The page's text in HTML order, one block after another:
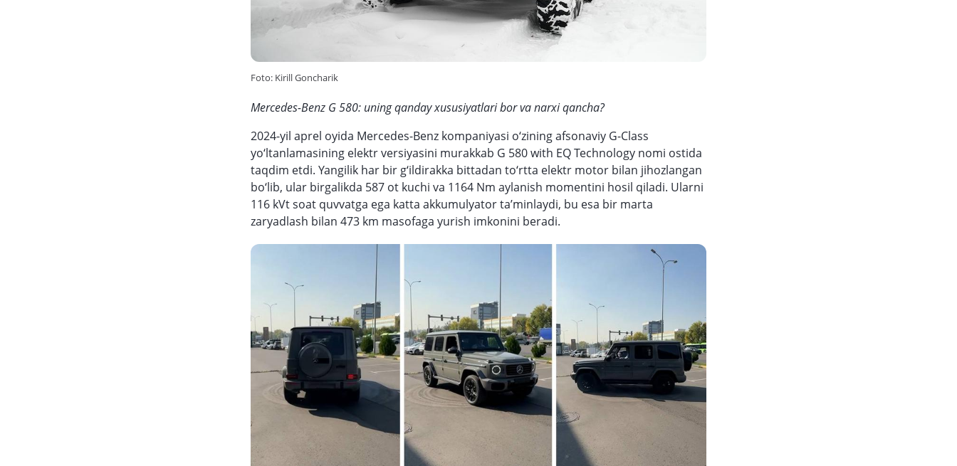
Foto: Kirill Goncharik
Mercedes-Benz G 580: uning qanday xususiyatlari bor va narxi qancha?
2024-yil aprel oyida Mercedes-Benz kompaniyasi o‘zining afsonaviy G-Class
yo‘ltanlamasining elektr versiyasini murakkab G 580 with EQ Technology nomi ostida
taqdim etdi. Yangilik har bir g‘ildirakka bittadan to‘rtta elektr motor bilan jihozlangan
bo‘lib, ular birgalikda 587 ot kuchi va 1164 Nm aylanish momentini hosil qiladi. Ularni
116 kVt soat quvvatga ega katta akkumulyator ta’minlaydi, bu esa bir marta
zaryadlash bilan 473 km masofaga yurish imkonini beradi.